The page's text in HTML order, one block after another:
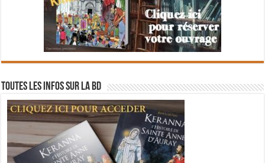
Toutes les infos sur la BD